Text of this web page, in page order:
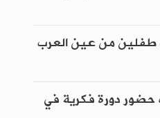
طفلين من عين العرب
دورة فكرية في